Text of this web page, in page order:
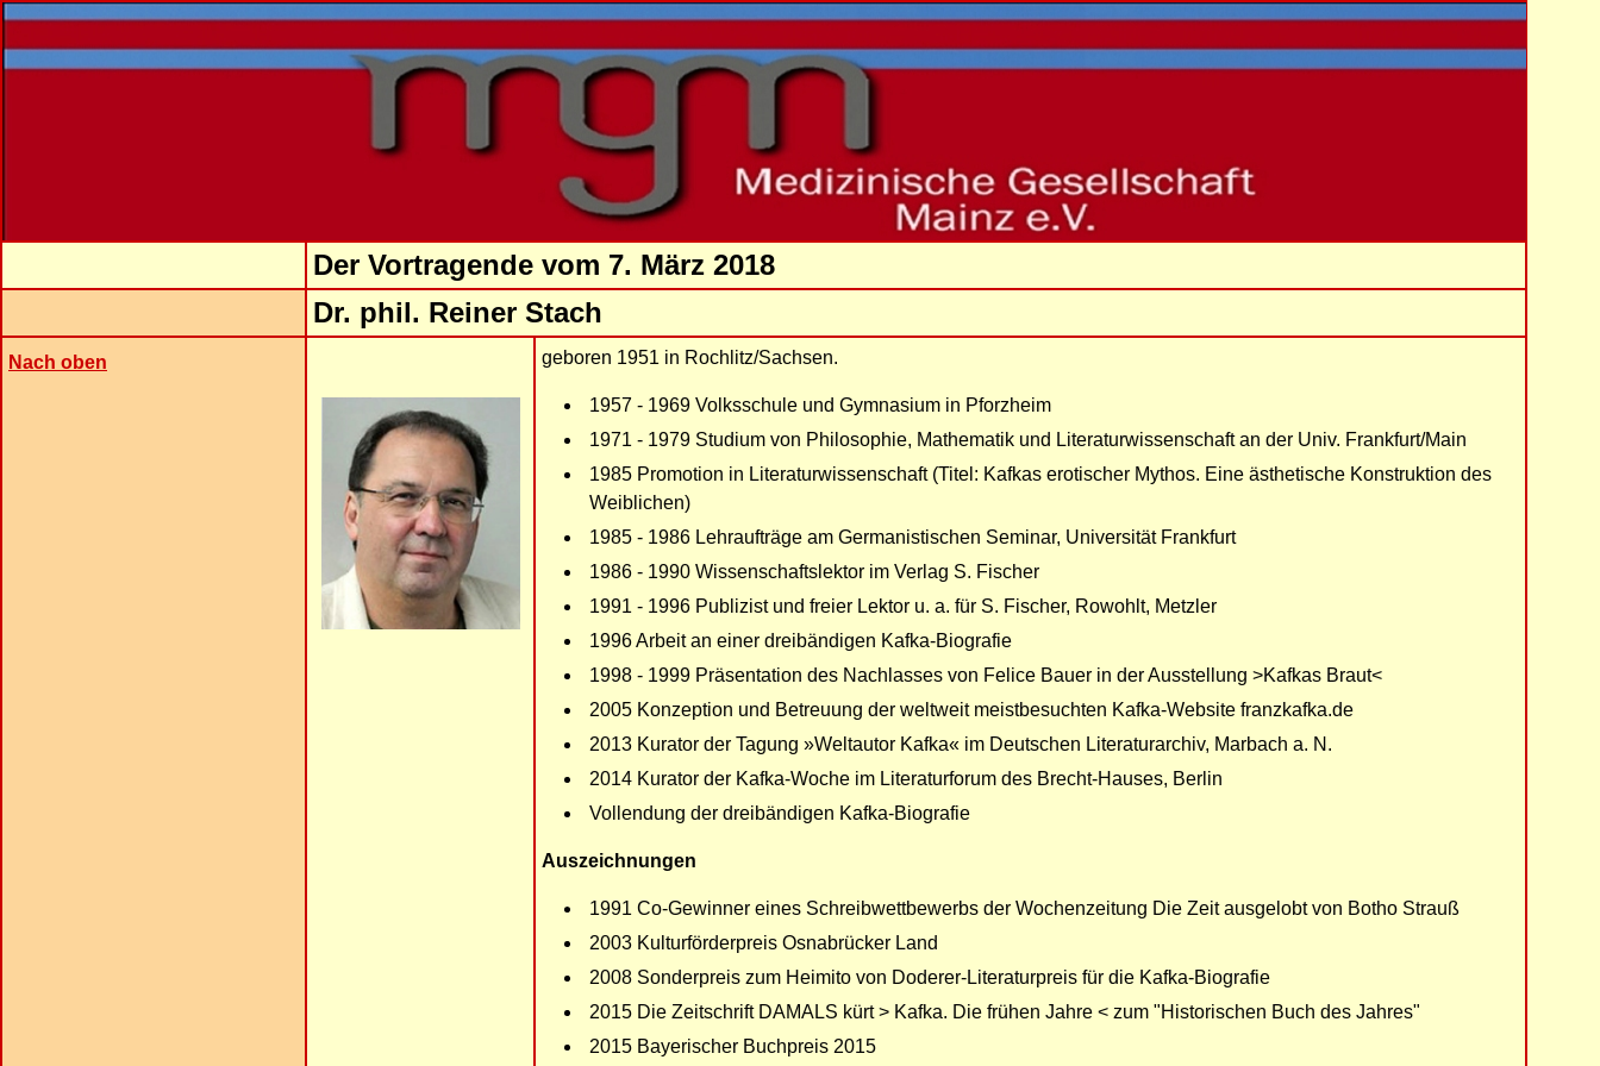
Der Vortragende vom 7. März 2018
Dr. phil. Reiner Stach
Nach oben geboren 1951 in Rochlitz/Sachsen.
1957 - 1969 Volksschule und Gymnasium in Pforzheim
1971 - 1979 Studium von Philosophie, Mathematik und Literaturwissenschaft an der Univ. Frankfurt/Main
1985 Promotion in Literaturwissenschaft (Titel: Kafkas erotischer Mythos. Eine ästhetische Konstruktion des
Weiblichen)
1985 - 1986 Lehraufträge am Germanistischen Seminar, Universität Frankfurt
1986 - 1990 Wissenschaftslektor im Verlag S. Fischer
1991 - 1996 Publizist und freier Lektor u. a. für S. Fischer, Rowohlt, Metzler
1996 Arbeit an einer dreibändigen Kafka-Biografie
1998 - 1999 Präsentation des Nachlasses von Felice Bauer in der Ausstellung >Kafkas Braut<
2005 Konzeption und Betreuung der weltweit meistbesuchten Kafka-Website franzkafka.de
2013 Kurator der Tagung »Weltautor Kafka« im Deutschen Literaturarchiv, Marbach a. N.
2014 Kurator der Kafka-Woche im Literaturforum des Brecht-Hauses, Berlin
Vollendung der dreibändigen Kafka-Biografie
Auszeichnungen
1991 Co-Gewinner eines Schreibwettbewerbs der Wochenzeitung Die Zeit ausgelobt von Botho Strauß
2003 Kulturförderpreis Osnabrücker Land
2008 Sonderpreis zum Heimito von Doderer-Literaturpreis für die Kafka-Biografie
2015 Die Zeitschrift DAMALS kürt > Kafka. Die frühen Jahre < zum "Historischen Buch des Jahres"
2015 Bayerischer Buchpreis 2015